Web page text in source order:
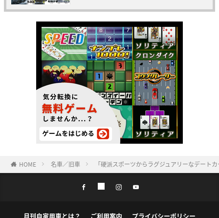
HOME 名車／旧車 「硬派スポーツからラグジュアリーなデート
月刊自家用車とは？ ご利用案内 プライバシーポリシー